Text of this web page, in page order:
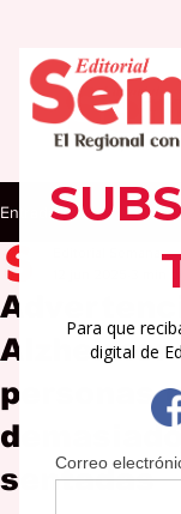
Entrada
Alzheimer
personas
sentadas
3 min